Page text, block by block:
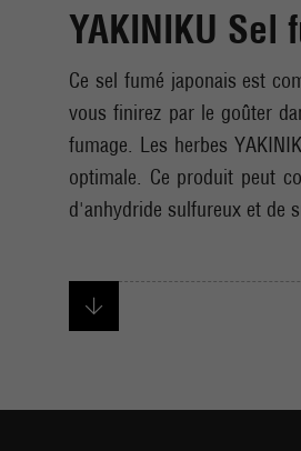
YAKINIKU Sel
Ce sel fumé japonais est
vous finirez par le goûter
fumage. Les herbes
optimale. Ce produit peut
d'anhydride sulfureux et de